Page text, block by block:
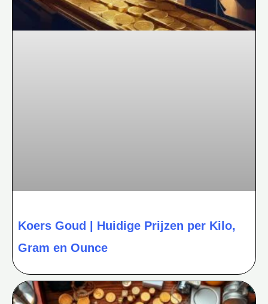
Koers Goud | Huidige Prijzen per Kilo,
Gram en Ounce